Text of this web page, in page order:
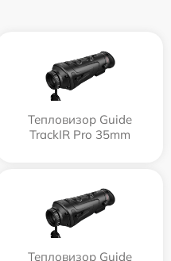
Тепловизор Guide
TrackIR Pro 35mm
Тепловизор Guide